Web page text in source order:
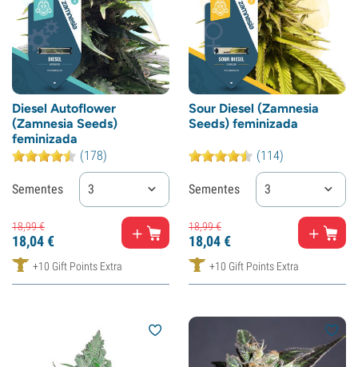
Diesel Autoflower
(Zamnesia Seeds)
feminizada
(178)
Sementes 3
18,99€
18,04€
+10 Gift Points Extra
Sour Diesel (Zamnesia
Seeds) feminizada
(114)
Sementes 3
18,99€
18,04€
+10 Gift Points Extra